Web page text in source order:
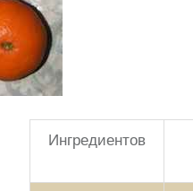
Ингредиентов